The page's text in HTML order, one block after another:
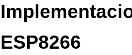
ESP8266